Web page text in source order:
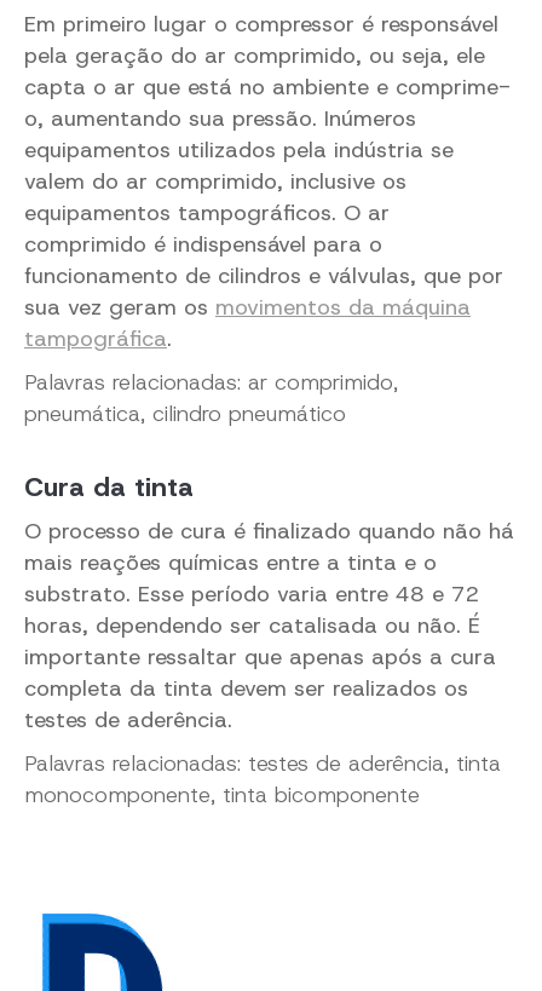
Em primeiro lugar o compressor é responsável
pela geração do ar comprimido, ou seja, ele
capta o ar que está no ambiente e comprime-
o, aumentando sua pressão. Inúmeros
equipamentos utilizados pela indústria se
valem do ar comprimido, inclusive os
equipamentos tampográficos. O ar
comprimido é indispensável para o
funcionamento de cilindros e válvulas, que por
sua vez geram os movimentos da máquina
tampográfica.
Palavras relacionadas: ar comprimido,
pneumática, cilindro pneumático
Cura da tinta
O processo de cura é finalizado quando não há
mais reações químicas entre a tinta e o
substrato. Esse período varia entre 48 e 72
horas, dependendo ser catalisada ou não. É
importante ressaltar que apenas após a cura
completa da tinta devem ser realizados os
testes de aderência.
Palavras relacionadas: testes de aderência, tinta
monocomponente, tinta bicomponente